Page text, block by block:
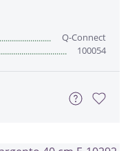
Q-Connect
100054